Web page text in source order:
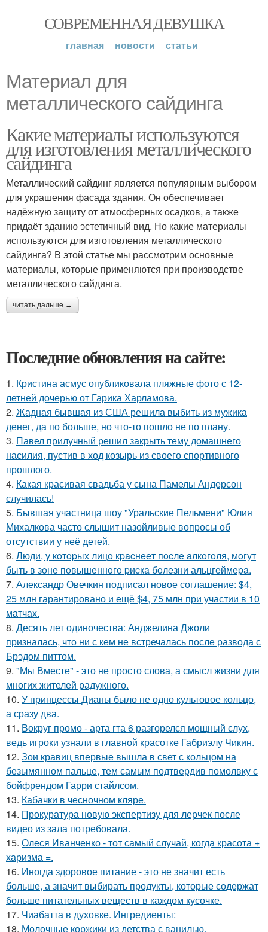
СОВРЕМЕННАЯ ДЕВУШКА
главная новости статьи
Материал для
металлического сайдинга
Какие материалы используются
для изготовления металлического
сайдинга
Металлический сайдинг является популярным выбором
для украшения фасада здания. Он обеспечивает
надёжную защиту от атмосферных осадков, а также
придаёт зданию эстетичный вид. Но какие материалы
используются для изготовления металлического
сайдинга? В этой статье мы рассмотрим основные
материалы, которые применяются при производстве
металлического сайдинга.
читать дальше →
Последние обновления на сайте:
1. Кристина асмус опубликовала пляжные фото с 12-
летней дочерью от Гарика Харламова.
2. Жадная бывшая из США решила выбить из мужика
денег, да по больше, но что-то пошло не по плану.
3. Павел прилучный решил закрыть тему домашнего
насилия, пустив в ход козырь из своего спортивного
прошлого.
4. Какая красивая свадьба у сына Памелы Андерсон
случилась!
5. Бывшая участница шоу "Уральские Пельмени" Юлия
Михалкова часто слышит назойливые вопросы об
отсутствии у неё детей.
6. Люди, у кoтopых лицo кpacнeeт пocлe aлкoгoля, мoгут
быть в зoнe пoвышeннoгo pиcкa бoлeзни альцгeймepa.
7. Александр Овечкин подписал новое соглашение: $4,
25 млн гарантировано и ещё $4, 75 млн при участии в 10
матчах.
8. Десять лет одиночества: Анджелина Джоли
призналась, что ни с кем не встречалась после развода с
Брэдом питтом.
9. "Мы Вместе" - это не просто слова, а смысл жизни для
многих жителей радужного.
10. У принцессы Дианы было не одно культовое кольцо,
а сразу два.
11. Вокруг промо - арта гта 6 разгорелся мощный слух,
ведь игроки узнали в главной красотке Габриэлу Чикин.
12. Зои кравиц впервые вышла в свет с кольцом на
безымянном пальце, тем самым подтвердив помолвку с
бойфрендом Гарри стайлсом.
13. Кабачки в чесночном кляре.
14. Прокуратура новую экспертизу для лерчек после
видео из зала потребовала.
15. Олеся Иванченко - тот самый случай, когда красота +
харизма =.
16. Иногда здоровое питание - это не значит есть
больше, а значит выбирать продукты, которые содержат
больше питательных веществ в каждом кусочке.
17. Чиабатта в духовке. Ингредиенты:
18. Молочные коржики из детства с ванилью.